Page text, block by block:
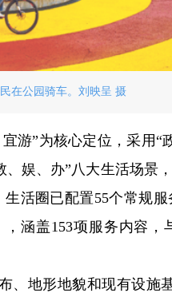
在公园骑车。刘映呈 摄
游”为核心定位，采用
娱、办”八大生活场景
活圈已配置55个常规
涵盖153项服务内容，
、地形地貌和现有设施